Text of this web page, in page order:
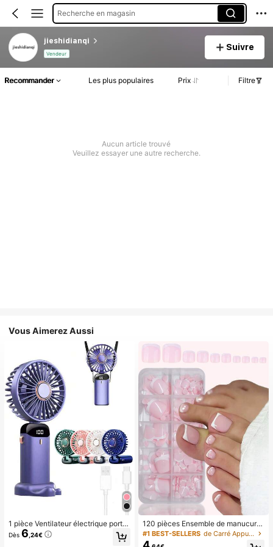
Recherche en magasin
jieshidianqi
Vendeur
Suivre
Recommander Les plus populaires Prix Filtre
Aucun article trouvé
Veuillez essayer une autre recherche.
Vous Aimerez Aussi
1 pièce Ventilateur électrique porta
ble mini, ventilateur portable rechar
geable USB, ventilateur de cou, ve
Dès 6 ,24€
120 pièces Ensemble de manucure
et pédicure française blanche, ongl
es carrés moyens à coller, design m
#1 BEST-SELLERS de Carré Appuyez sur les faux ongles